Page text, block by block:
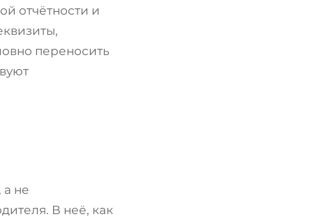
отчётности и
переносить
, а не
В неё, как